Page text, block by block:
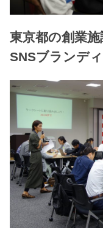
東京都の創業
SNSブランデ